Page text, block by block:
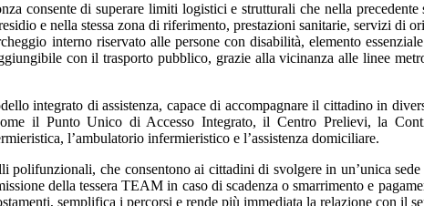
consente di superare limiti logistici e strutturali che nella precedente
e nella stessa zona di riferimento, prestazioni sanitarie, servizi di
interno riservato alle persone con disabilità, elemento
con il trasporto pubblico, grazie alla vicinanza alle linee
integrato di assistenza, capace di accompagnare il cittadino in
il Punto Unico di Accesso Integrato, il Centro Prelievi, la
l’ambulatorio infermieristico e l’assistenza domiciliare.
polifunzionali, che consentono ai cittadini di svolgere in un’unica
della tessera TEAM in caso di scadenza o smarrimento e
semplifica i percorsi e rende più immediata la relazione con il